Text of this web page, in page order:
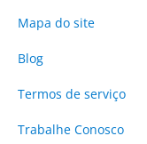
Mapa do site
Blog
Termos de serviço
Trabalhe Conosco